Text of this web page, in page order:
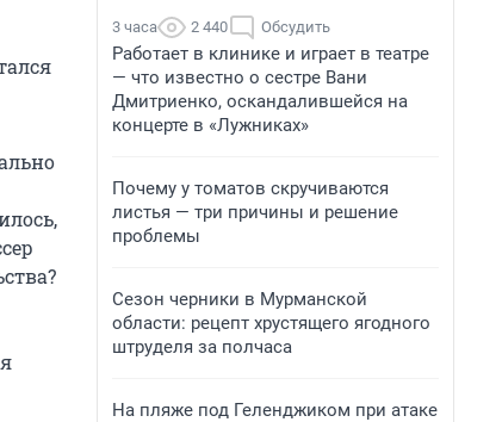
3 часа 2 440 Обсудить
Работает в клинике и играет в театре
— что известно о сестре Вани
Дмитриенко, оскандалившейся на
концерте в «Лужниках»
Почему у томатов скручиваются
листья — три причины и решение
проблемы
Сезон черники в Мурманской
области: рецепт хрустящего ягодного
штруделя за полчаса
На пляже под Геленджиком при атаке